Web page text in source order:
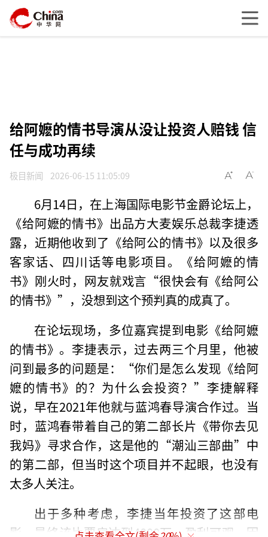
给阿嬷的情书导演从没让投资人赔钱 信
任与成功再续
极目新闻 2026-06-15 11:05:09
6月14日，在上海国际电影节金爵论坛上，
《给阿嬷的情书》出品方大麦娱乐总裁李捷透
露，近期他收到了《给阿公的情书》以及很多
客家话、四川话等电影项目。《给阿嬷的情
书》刚火时，网友就戏言“很快会有《给阿公
的情书》”，没想到这个预判真的成真了。
在论坛现场，多位嘉宾提到电影《给阿嬷
的情书》。李捷表示，过去两三个月里，他被
问到最多的问题是：“你们是怎么发现《给阿
嬷的情书》的？为什么会投资？”李捷解释
说，早在2021年他就与蓝鸿春导演合作过。当
时，蓝鸿春带着自己的第二部长片《带你去见
我妈》寻求合作，这是他的“潮汕三部曲”中
的第二部，但当时这个项目并不起眼，也没有
太多人关注。
出于多种考虑，李捷当年投资了这部电
影，最终该片票房达到4000万，盈利可观。因